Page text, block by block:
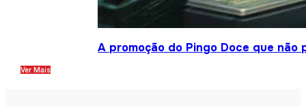
A promoção do Pingo Doce que
Ver Mais